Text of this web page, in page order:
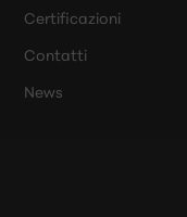
Certificazioni
Contatti
News